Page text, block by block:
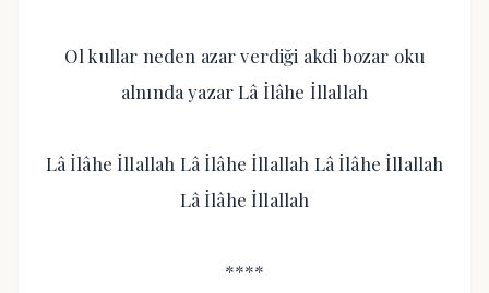
Ol kullar neden azar verdiği akdi bozar oku
alnında yazar Lâ İlâhe İllallah
Lâ İlâhe İllallah Lâ İlâhe İllallah Lâ İlâhe İllallah
Lâ İlâhe İllallah
****